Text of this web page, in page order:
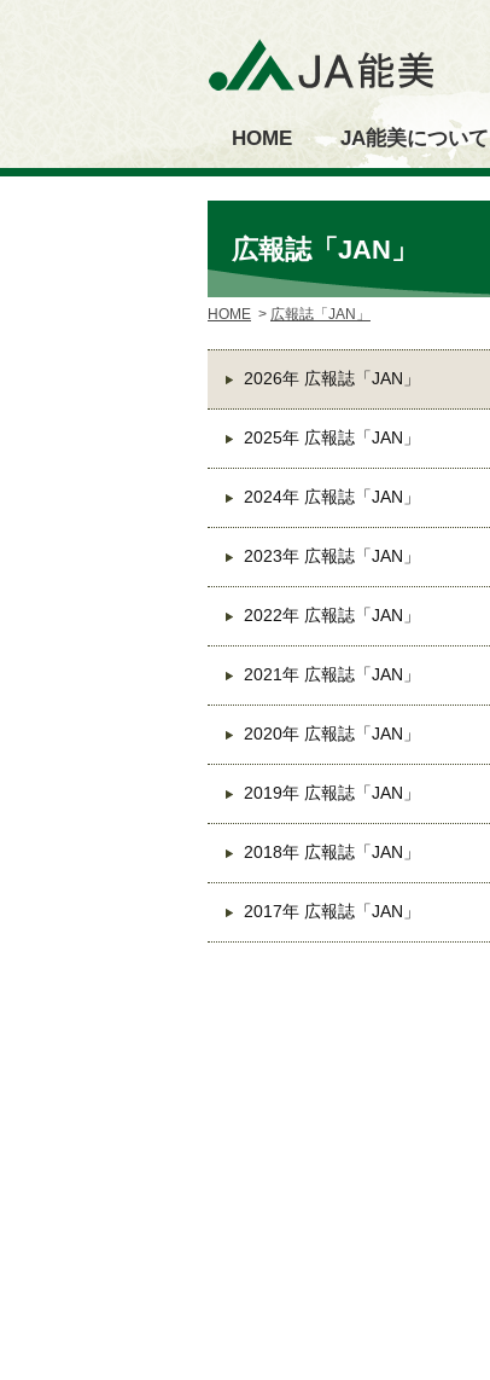
HOME JA能美について
広報誌「JAN」
HOME 広報誌「JAN」
2026年 広報誌「JAN」
2025年 広報誌「JAN」
2024年 広報誌「JAN」
2023年 広報誌「JAN」
2022年 広報誌「JAN」
2021年 広報誌「JAN」
2020年 広報誌「JAN」
2019年 広報誌「JAN」
2018年 広報誌「JAN」
2017年 広報誌「JAN」